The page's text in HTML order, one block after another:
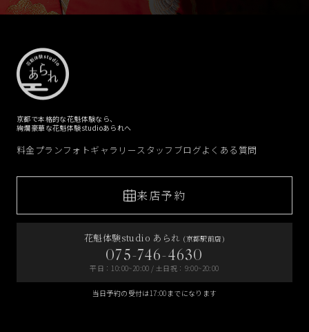
京都で本格的な花魁体験なら、
絢爛豪華な花魁体験studioあられへ
料金プランフォトギャラリースタッフブログよくある質問
来店予約
花魁体験studio あられ (京都駅前店)
075-746-4630
平日：10:00~20:00 / 土日祝：9:00~20:00
当日予約の受付は17:00までになります